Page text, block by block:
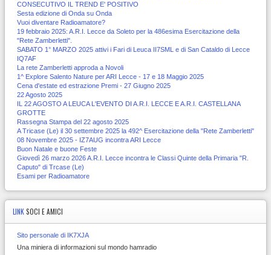
CONSECUTIVO IL TREND E' POSITIVO
Sesta edizione di Onda su Onda
Vuoi diventare Radioamatore?
19 febbraio 2025: A.R.I. Lecce da Soleto per la 486esima Esercitazione della
"Rete Zamberletti".
SABATO 1° MARZO 2025 attivi i Fari di Leuca II7SML e di San Cataldo di Lecce
IQ7AF
La rete Zamberletti approda a Novoli
1^ Explore Salento Nature per ARI Lecce - 17 e 18 Maggio 2025
Cena d'estate ed estrazione Premi - 27 Giugno 2025
22 Agosto 2025
IL 22 AGOSTO A LEUCA L'EVENTO DI A.R.I. LECCE E A.R.I. CASTELLANA
GROTTE
Rassegna Stampa del 22 agosto 2025
A Tricase (Le) il 30 settembre 2025 la 492^ Esercitazione della "Rete Zamberletti"
08 Novembre 2025 - IZ7AUG incontra ARI Lecce
Buon Natale e buone Feste
Giovedì 26 marzo 2026 A.R.I. Lecce incontra le Classi Quinte della Primaria "R.
Caputo" di Trcase (Le)
Esami per Radioamatore
LINKSOCI E AMICI
Sito personale di IK7XJA
Una miniera di informazioni sul mondo hamradio